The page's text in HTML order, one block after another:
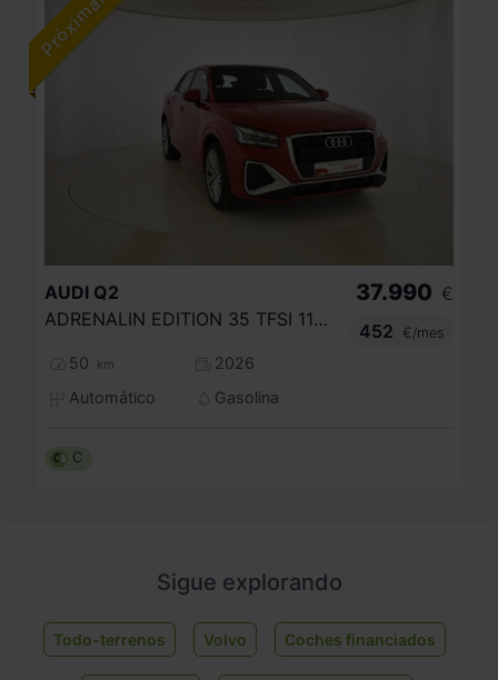
AUDI Q2
ADRENALIN EDITION 35 TFSI 110KW S TRONIC
50 km
2026
Automático
Gasolina
37.990 €
452
€/mes
C
Sigue explorando
Todo-terrenos Volvo Coches financiados